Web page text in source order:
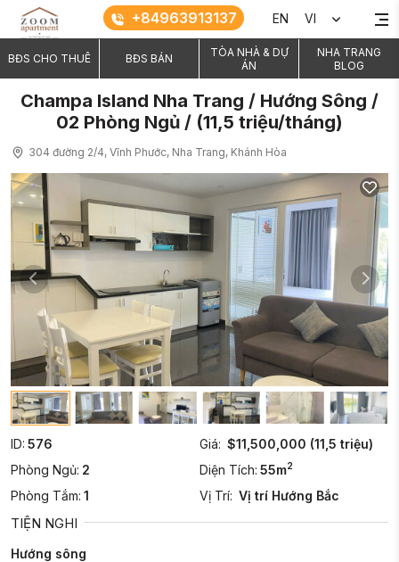
+84963913137 EN VI
BĐS CHO THUÊ BĐS BÁN
TÒA NHÀ & DỰ
ÁN
NHA TRANG
BLOG
Champa Island Nha Trang / Hướng Sông /
02 Phòng Ngủ / (11,5 triệu/tháng)
304 đường 2/4, Vĩnh Phước, Nha Trang, Khánh Hòa
ID: 576 Giá: $11,500,000 (11,5 triệu)
Phòng Ngủ: 2 Diện Tích: 55m2
Phòng Tắm: 1 Vị Trí: Vị trí Hướng Bắc
TIỆN NGHI
Hướng sông